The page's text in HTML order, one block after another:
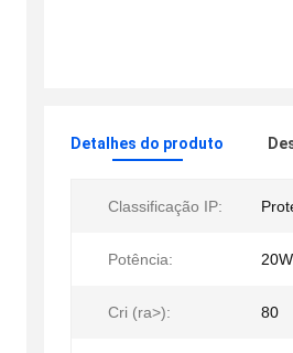
Detalhes do produto
Classificação IP:
Potência: 20W
Cri (ra>): 80